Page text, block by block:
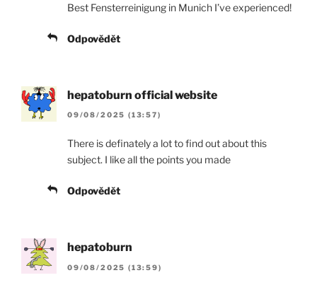
Best Fensterreinigung in Munich I’ve experienced!
Odpovědět
hepatoburn official website
09/08/2025 (13:57)
There is definately a lot to find out about this
subject. I like all the points you made
Odpovědět
hepatoburn
09/08/2025 (13:59)